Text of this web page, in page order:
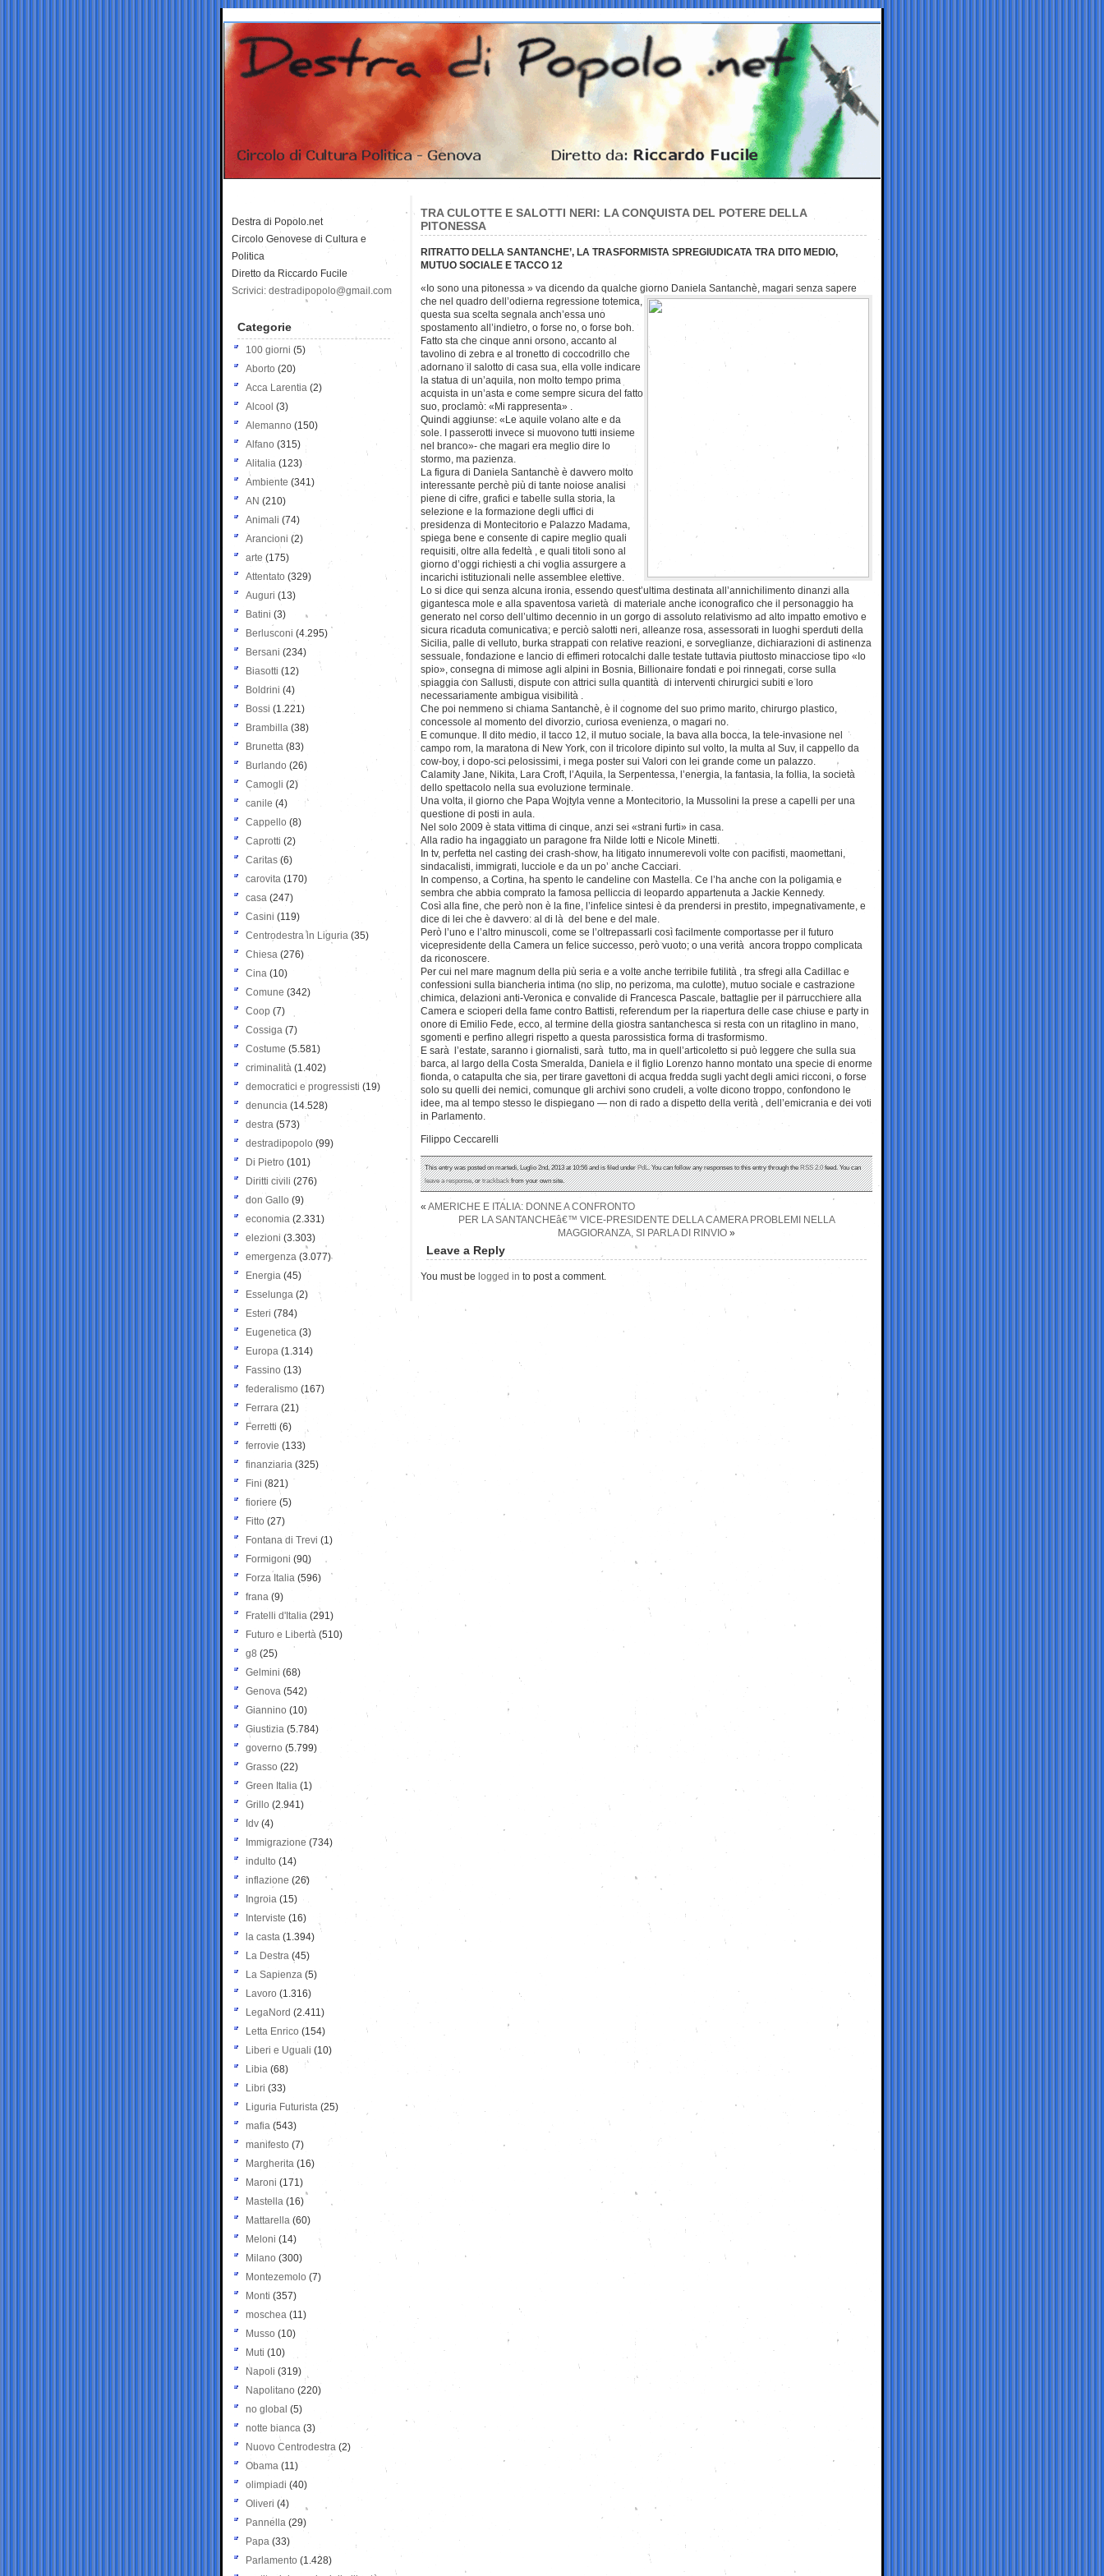
TRA CULOTTE E SALOTTI NERI: LA CONQUISTA DEL POTERE DELLA
PITONESSA
RITRATTO DELLA SANTANCHE’, LA TRASFORMISTA SPREGIUDICATA TRA DITO MEDIO,
MUTUO SOCIALE E TACCO 12
«Io sono una pitonessa » va dicendo da qualche giorno Daniela Santanchè, magari senza sapere
che nel quadro dell’odierna regressione totemica,
questa sua scelta segnala anch’essa uno
spostamento all’indietro, o forse no, o forse boh.
Fatto sta che cinque anni orsono, accanto al
tavolino di zebra e al tronetto di coccodrillo che
adornano il salotto di casa sua, ella volle indicare
la statua di un’aquila, non molto tempo prima
acquista in un’asta e come sempre sicura del fatto
suo, proclamò: «Mi rappresenta» .
Quindi aggiunse: «Le aquile volano alte e da
sole. I passerotti invece si muovono tutti insieme
nel branco»- che magari era meglio dire lo
stormo, ma pazienza.
La figura di Daniela Santanchè è davvero molto
interessante perchè più di tante noiose analisi
piene di cifre, grafici e tabelle sulla storia, la
selezione e la formazione degli uffici di
presidenza di Montecitorio e Palazzo Madama,
spiega bene e consente di capire meglio quali
requisiti, oltre alla fedeltà , e quali titoli sono al
giorno d’oggi richiesti a chi voglia assurgere a
incarichi istituzionali nelle assemblee elettive.
Lo si dice qui senza alcuna ironia, essendo quest’ultima destinata all’annichilimento dinanzi alla
gigantesca mole e alla spaventosa varietà di materiale anche iconografico che il personaggio ha
generato nel corso dell’ultimo decennio in un gorgo di assoluto relativismo ad alto impatto emotivo e
sicura ricaduta comunicativa; e perciò salotti neri, alleanze rosa, assessorati in luoghi sperduti della
Sicilia, palle di velluto, burka strappati con relative reazioni, e sorveglianze, dichiarazioni di astinenza
sessuale, fondazione e lancio di effimeri rotocalchi dalle testate tuttavia piuttosto minacciose tipo «Io
spio», consegna di mimose agli alpini in Bosnia, Billionaire fondati e poi rinnegati, corse sulla
spiaggia con Sallusti, dispute con attrici sulla quantità di interventi chirurgici subiti e loro
necessariamente ambigua visibilità .
Che poi nemmeno si chiama Santanchè, è il cognome del suo primo marito, chirurgo plastico,
concessole al momento del divorzio, curiosa evenienza, o magari no.
E comunque. Il dito medio, il tacco 12, il mutuo sociale, la bava alla bocca, la tele-invasione nel
campo rom, la maratona di New York, con il tricolore dipinto sul volto, la multa al Suv, il cappello da
cow-boy, i dopo-sci pelosissimi, i mega poster sui Valori con lei grande come un palazzo.
Calamity Jane, Nikita, Lara Croft, l’Aquila, la Serpentessa, l’energia, la fantasia, la follia, la società
dello spettacolo nella sua evoluzione terminale.
Una volta, il giorno che Papa Wojtyla venne a Montecitorio, la Mussolini la prese a capelli per una
questione di posti in aula.
Nel solo 2009 è stata vittima di cinque, anzi sei «strani furti» in casa.
Alla radio ha ingaggiato un paragone fra Nilde Iotti e Nicole Minetti.
In tv, perfetta nel casting dei crash-show, ha litigato innumerevoli volte con pacifisti, maomettani,
sindacalisti, immigrati, lucciole e da un po’ anche Cacciari.
In compenso, a Cortina, ha spento le candeline con Mastella. Ce l’ha anche con la poligamia e
sembra che abbia comprato la famosa pelliccia di leopardo appartenuta a Jackie Kennedy.
Così alla fine, che però non è la fine, l’infelice sintesi è da prendersi in prestito, impegnativamente, e
dice di lei che è davvero: al di là del bene e del male.
Però l’uno e l’altro minuscoli, come se l’oltrepassarli così facilmente comportasse per il futuro
vicepresidente della Camera un felice successo, però vuoto; o una verità ancora troppo complicata
da riconoscere.
Per cui nel mare magnum della più seria e a volte anche terribile futilità , tra sfregi alla Cadillac e
confessioni sulla biancheria intima (no slip, no perizoma, ma culotte), mutuo sociale e castrazione
chimica, delazioni anti-Veronica e convalide di Francesca Pascale, battaglie per il parrucchiere alla
Camera e scioperi della fame contro Battisti, referendum per la riapertura delle case chiuse e party in
onore di Emilio Fede, ecco, al termine della giostra santanchesca si resta con un ritaglino in mano,
sgomenti e perfino allegri rispetto a questa parossistica forma di trasformismo.
E sarà l’estate, saranno i giornalisti, sarà tutto, ma in quell’articoletto si può leggere che sulla sua
barca, al largo della Costa Smeralda, Daniela e il figlio Lorenzo hanno montato una specie di enorme
fionda, o catapulta che sia, per tirare gavettoni di acqua fredda sugli yacht degli amici ricconi, o forse
solo su quelli dei nemici, comunque gli archivi sono crudeli, a volte dicono troppo, confondono le
idee, ma al tempo stesso le dispiegano — non di rado a dispetto della verità , dell’emicrania e dei voti
in Parlamento.
Filippo Ceccarelli
This entry was posted on martedì, Luglio 2nd, 2013 at 10:56 and is filed underPdL. You can follow any responses to this entry through theRSS 2.0feed. You can
leave a response, ortrackbackfrom your own site.
« AMERICHE E ITALIA: DONNE A CONFRONTO
PER LA SANTANCHEâ€™ VICE-PRESIDENTE DELLA CAMERA PROBLEMI NELLA
MAGGIORANZA, SI PARLA DI RINVIO »
Leave a Reply
You must be logged in to post a comment.
Destra di Popolo.net
Circolo Genovese di Cultura e
Politica
Diretto da Riccardo Fucile
Scrivici: destradipopolo@gmail.com
Categorie
100 giorni (5)
Aborto (20)
Acca Larentia (2)
Alcool (3)
Alemanno (150)
Alfano (315)
Alitalia (123)
Ambiente (341)
AN (210)
Animali (74)
Arancioni (2)
arte (175)
Attentato (329)
Auguri (13)
Batini (3)
Berlusconi (4.295)
Bersani (234)
Biasotti (12)
Boldrini (4)
Bossi (1.221)
Brambilla (38)
Brunetta (83)
Burlando (26)
Camogli (2)
canile (4)
Cappello (8)
Caprotti (2)
Caritas (6)
carovita (170)
casa (247)
Casini (119)
Centrodestra in Liguria (35)
Chiesa (276)
Cina (10)
Comune (342)
Coop (7)
Cossiga (7)
Costume (5.581)
criminalità (1.402)
democratici e progressisti (19)
denuncia (14.528)
destra (573)
destradipopolo (99)
Di Pietro (101)
Diritti civili (276)
don Gallo (9)
economia (2.331)
elezioni (3.303)
emergenza (3.077)
Energia (45)
Esselunga (2)
Esteri (784)
Eugenetica (3)
Europa (1.314)
Fassino (13)
federalismo (167)
Ferrara (21)
Ferretti (6)
ferrovie (133)
finanziaria (325)
Fini (821)
fioriere (5)
Fitto (27)
Fontana di Trevi (1)
Formigoni (90)
Forza Italia (596)
frana (9)
Fratelli d'Italia (291)
Futuro e Libertà (510)
g8 (25)
Gelmini (68)
Genova (542)
Giannino (10)
Giustizia (5.784)
governo (5.799)
Grasso (22)
Green Italia (1)
Grillo (2.941)
Idv (4)
Immigrazione (734)
indulto (14)
inflazione (26)
Ingroia (15)
Interviste (16)
la casta (1.394)
La Destra (45)
La Sapienza (5)
Lavoro (1.316)
LegaNord (2.411)
Letta Enrico (154)
Liberi e Uguali (10)
Libia (68)
Libri (33)
Liguria Futurista (25)
mafia (543)
manifesto (7)
Margherita (16)
Maroni (171)
Mastella (16)
Mattarella (60)
Meloni (14)
Milano (300)
Montezemolo (7)
Monti (357)
moschea (11)
Musso (10)
Muti (10)
Napoli (319)
Napolitano (220)
no global (5)
notte bianca (3)
Nuovo Centrodestra (2)
Obama (11)
olimpiadi (40)
Oliveri (4)
Pannella (29)
Papa (33)
Parlamento (1.428)